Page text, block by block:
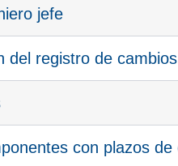
jefe
del registro de
con plazos